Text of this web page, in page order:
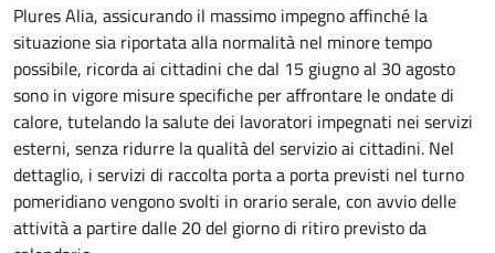
Plures Alia, assicurando il massimo impegno affinché la
situazione sia riportata alla normalità nel minore tempo
possibile, ricorda ai cittadini che dal 15 giugno al 30 agosto
sono in vigore misure specifiche per affrontare le ondate di
calore, tutelando la salute dei lavoratori impegnati nei servizi
esterni, senza ridurre la qualità del servizio ai cittadini. Nel
dettaglio, i servizi di raccolta porta a porta previsti nel turno
pomeridiano vengono svolti in orario serale, con avvio delle
attività a partire dalle 20 del giorno di ritiro previsto da